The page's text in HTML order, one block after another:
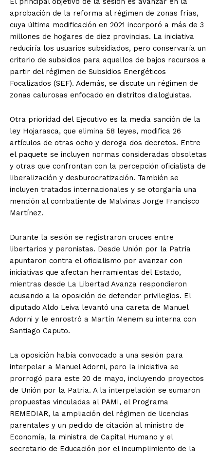
aprobación de la reforma al régimen de zonas frías,
cuya última modificación en 2021 incorporó a más de 3
millones de hogares de diez provincias. La iniciativa
reduciría los usuarios subsidiados, pero conservaría un
criterio de subsidios para aquellos de bajos recursos a
partir del régimen de Subsidios Energéticos
Focalizados (SEF). Además, se discute un régimen de
zonas calurosas enfocado en distritos dialoguistas.
Otra prioridad del Ejecutivo es la media sanción de la
ley Hojarasca, que elimina 58 leyes, modifica 26
artículos de otras ocho y deroga dos decretos. Entre
el paquete se incluyen normas consideradas obsoletas
y otras que confrontan con la percepción oficialista de
liberalización y desburocratización. También se
incluyen tratados internacionales y se otorgaría una
mención al combatiente de Malvinas Jorge Francisco
Martínez.
Durante la sesión se registraron cruces entre
libertarios y peronistas. Desde Unión por la Patria
apuntaron contra el oficialismo por avanzar con
iniciativas que afectan herramientas del Estado,
mientras desde La Libertad Avanza respondieron
acusando a la oposición de defender privilegios. El
diputado Aldo Leiva levantó una careta de Manuel
Adorni y le enrostró a Martín Menem su interna con
Santiago Caputo.
La oposición había convocado a una sesión para
interpelar a Manuel Adorni, pero la iniciativa se
prorrogó para este 20 de mayo, incluyendo proyectos
de Unión por la Patria. A la interpelación se sumaron
propuestas vinculadas al PAMI, el Programa
REMEDIAR, la ampliación del régimen de licencias
parentales y un pedido de citación al ministro de
Economía, la ministra de Capital Humano y el
secretario de Educación por el incumplimiento de la